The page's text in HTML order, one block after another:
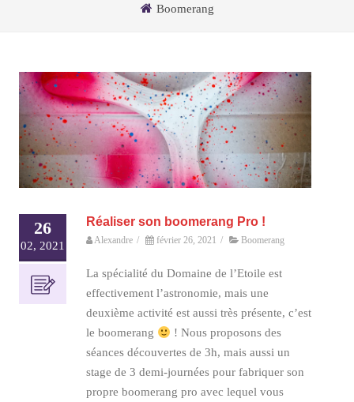
Boomerang
26
02, 2021
Réaliser son boomerang Pro !
Alexandre / février 26, 2021 / Boomerang
La spécialité du Domaine de l’Etoile est
effectivement l’astronomie, mais une
deuxième activité est aussi très présente, c’est
le boomerang
! Nous proposons des
séances découvertes de 3h, mais aussi un
stage de 3 demi-journées pour fabriquer son
propre boomerang pro avec lequel vous